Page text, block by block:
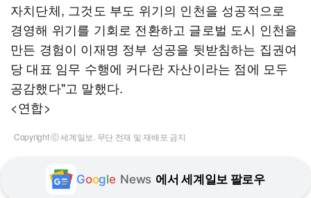
자치단체, 그것도 부도 위기의 인천을 성공적으로
경영해 위기를 기회로 전환하고 글로벌 도시 인천을
만든 경험이 이재명 정부 성공을 뒷받침하는 집권여
당 대표 임무 수행에 커다란 자산이라는 점에 모두
공감했다"고 말했다.
<연합>
Copyright ⓒ 세계일보. 무단 전재 및 재배포 금지
Google News 에서 세계일보 팔로우